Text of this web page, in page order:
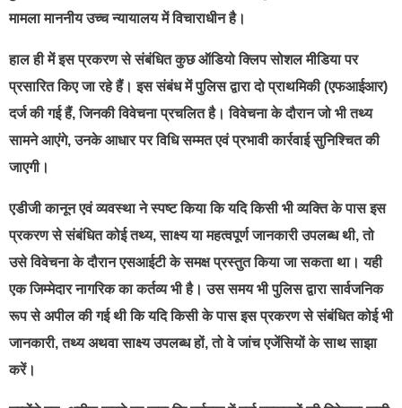
मामला माननीय उच्च न्यायालय में विचाराधीन है।
हाल ही में इस प्रकरण से संबंधित कुछ ऑडियो क्लिप सोशल मीडिया पर
प्रसारित किए जा रहे हैं। इस संबंध में पुलिस द्वारा दो प्राथमिकी (एफआईआर)
दर्ज की गई हैं, जिनकी विवेचना प्रचलित है। विवेचना के दौरान जो भी तथ्य
सामने आएंगे, उनके आधार पर विधि सम्मत एवं प्रभावी कार्रवाई सुनिश्चित की
जाएगी।
एडीजी कानून एवं व्यवस्था ने स्पष्ट किया कि यदि किसी भी व्यक्ति के पास इस
प्रकरण से संबंधित कोई तथ्य, साक्ष्य या महत्वपूर्ण जानकारी उपलब्ध थी, तो
उसे विवेचना के दौरान एसआईटी के समक्ष प्रस्तुत किया जा सकता था। यही
एक जिम्मेदार नागरिक का कर्तव्य भी है। उस समय भी पुलिस द्वारा सार्वजनिक
रूप से अपील की गई थी कि यदि किसी के पास इस प्रकरण से संबंधित कोई भी
जानकारी, तथ्य अथवा साक्ष्य उपलब्ध हों, तो वे जांच एजेंसियों के साथ साझा
करें।